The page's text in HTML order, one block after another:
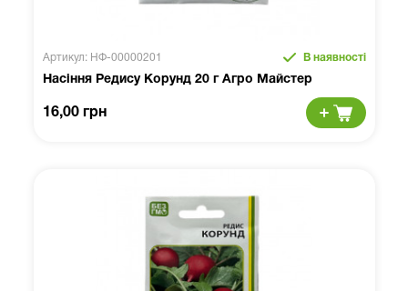
Артикул: НФ-00000201 В наявності
Насіння Редису Корунд 20 г Агро Майстер
16,00 грн